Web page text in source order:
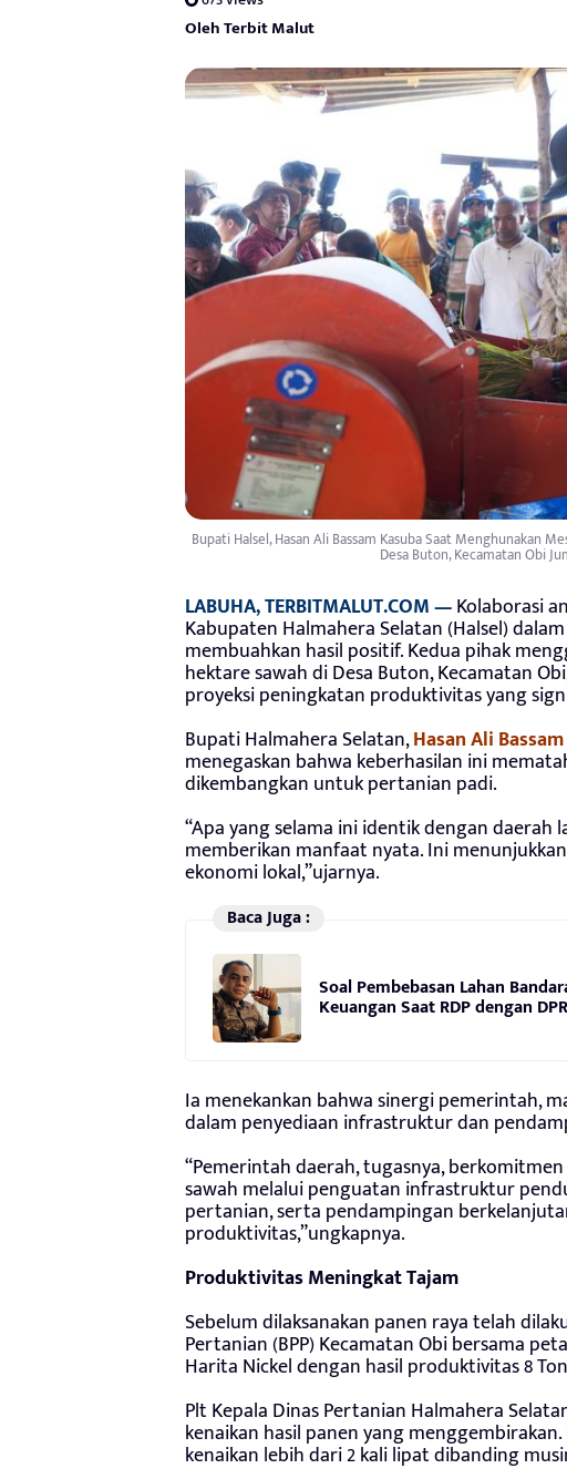
Oleh Terbit Malut
Bupati Halsel, Hasan Ali Bassam Kasuba Saat Menghunakan
Desa Buton, Kecamatan Obi
LABUHA, TERBITMALUT.COM —Kolaborasi
Kabupaten Halmahera Selatan (Halsel)
membuahkan hasil positif. Kedua pihak
hektare sawah di Desa Buton, Kecamatan
proyeksi peningkatan produktivitas yang
Bupati Halmahera Selatan,Hasan Ali
menegaskan bahwa keberhasilan ini
dikembangkan untuk pertanian padi.
“Apa yang selama ini identik dengan
memberikan manfaat nyata. Ini
ekonomi lokal,”ujarnya.
Baca Juga :
Soal Pembebasan Lahan
Keuangan Saat RDP dengan
Ia menekankan bahwa sinergi pemerintah,
dalam penyediaan infrastruktur dan
“Pemerintah daerah, tugasnya,
sawah melalui penguatan infrastruktur
pertanian, serta pendampingan
produktivitas,”ungkapnya.
Produktivitas Meningkat Tajam
Sebelum dilaksanakan panen raya telah
Pertanian (BPP) Kecamatan Obi bersama
Harita Nickel dengan hasil produktivitas 8
Plt Kepala Dinas Pertanian Halmahera
kenaikan hasil panen yang
kenaikan lebih dari 2 kali lipat dibanding